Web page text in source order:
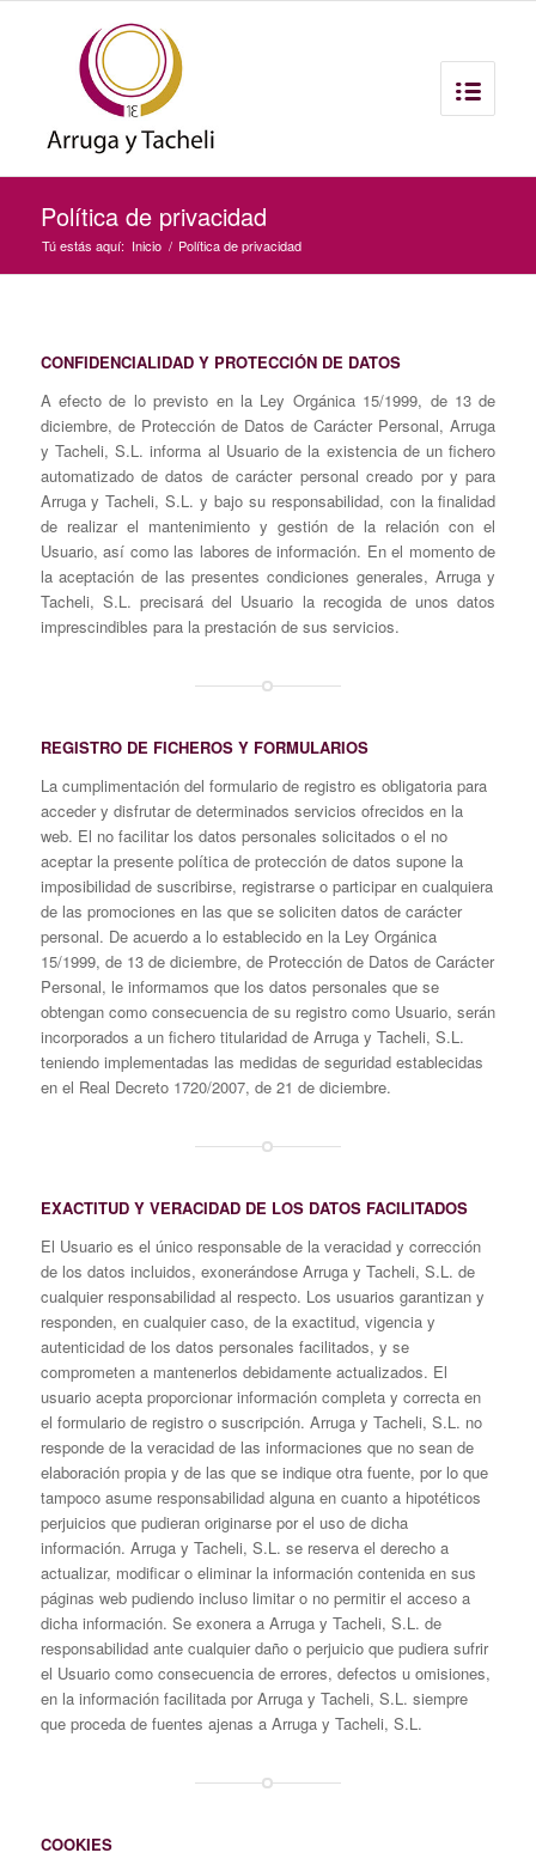
Política de privacidad
Tú estás aquí: Inicio / Política de privacidad
CONFIDENCIALIDAD Y PROTECCIÓN DE DATOS
A efecto de lo previsto en la Ley Orgánica 15/1999, de 13 de
diciembre, de Protección de Datos de Carácter Personal, Arruga
y Tacheli, S.L. informa al Usuario de la existencia de un fichero
automatizado de datos de carácter personal creado por y para
Arruga y Tacheli, S.L. y bajo su responsabilidad, con la finalidad
de realizar el mantenimiento y gestión de la relación con el
Usuario, así como las labores de información. En el momento de
la aceptación de las presentes condiciones generales, Arruga y
Tacheli, S.L. precisará del Usuario la recogida de unos datos
imprescindibles para la prestación de sus servicios.
REGISTRO DE FICHEROS Y FORMULARIOS
La cumplimentación del formulario de registro es obligatoria para
acceder y disfrutar de determinados servicios ofrecidos en la
web. El no facilitar los datos personales solicitados o el no
aceptar la presente política de protección de datos supone la
imposibilidad de suscribirse, registrarse o participar en cualquiera
de las promociones en las que se soliciten datos de carácter
personal. De acuerdo a lo establecido en la Ley Orgánica
15/1999, de 13 de diciembre, de Protección de Datos de Carácter
Personal, le informamos que los datos personales que se
obtengan como consecuencia de su registro como Usuario, serán
incorporados a un fichero titularidad de Arruga y Tacheli, S.L.
teniendo implementadas las medidas de seguridad establecidas
en el Real Decreto 1720/2007, de 21 de diciembre.
EXACTITUD Y VERACIDAD DE LOS DATOS FACILITADOS
El Usuario es el único responsable de la veracidad y corrección
de los datos incluidos, exonerándose Arruga y Tacheli, S.L. de
cualquier responsabilidad al respecto. Los usuarios garantizan y
responden, en cualquier caso, de la exactitud, vigencia y
autenticidad de los datos personales facilitados, y se
comprometen a mantenerlos debidamente actualizados. El
usuario acepta proporcionar información completa y correcta en
el formulario de registro o suscripción. Arruga y Tacheli, S.L. no
responde de la veracidad de las informaciones que no sean de
elaboración propia y de las que se indique otra fuente, por lo que
tampoco asume responsabilidad alguna en cuanto a hipotéticos
perjuicios que pudieran originarse por el uso de dicha
información. Arruga y Tacheli, S.L. se reserva el derecho a
actualizar, modificar o eliminar la información contenida en sus
páginas web pudiendo incluso limitar o no permitir el acceso a
dicha información. Se exonera a Arruga y Tacheli, S.L. de
responsabilidad ante cualquier daño o perjuicio que pudiera sufrir
el Usuario como consecuencia de errores, defectos u omisiones,
en la información facilitada por Arruga y Tacheli, S.L. siempre
que proceda de fuentes ajenas a Arruga y Tacheli, S.L.
COOKIES